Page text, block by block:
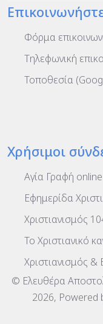
Φόρμα
Τηλεφωνική
Τοποθεσία
Χρήσιμοι
Αγία Γραφή online
Εφημερίδα
Χριστιανισμός
To Χριστιανικό
Χριστιανισμός &
© Ελευθέρα
2026, Powered